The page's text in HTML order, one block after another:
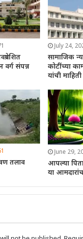
वर्ग संपन्न
July 24,
सामाजिक
कोटींच्या
यांची माहिती
तलाव
June 29,
आपल्या
या